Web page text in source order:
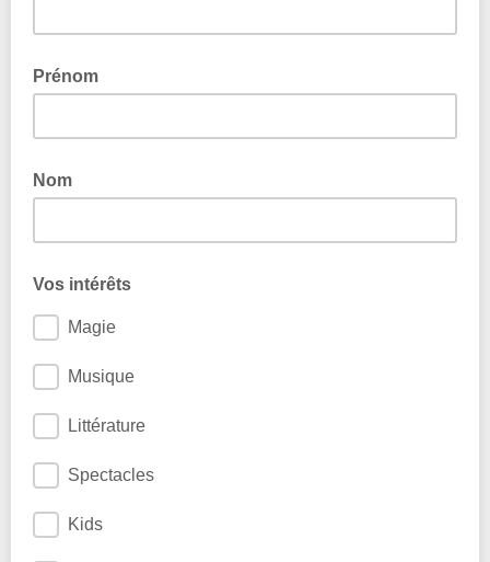
Prénom
Nom
Vos intérêts
Magie
Musique
Littérature
Spectacles
Kids